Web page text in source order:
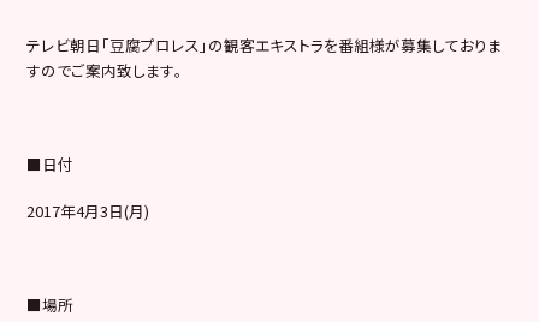
テレビ朝日「豆腐プロレス」 の観客エキストラを番組様が募集しておりま
すのでご案内致します。
■日付
2017年4月3日(月)
■場所